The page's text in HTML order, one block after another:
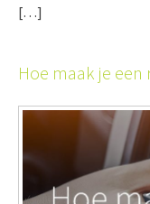
[…]
Hoe maak je